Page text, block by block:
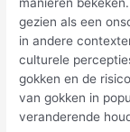
gezien als een
in andere
culturele
gokken en de
van gokken in
veranderende